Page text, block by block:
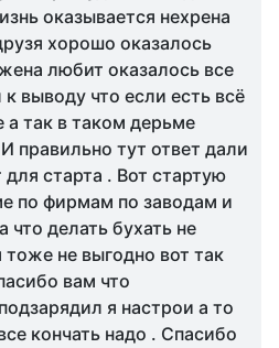
оказывается нехрена
хорошо оказалось
любит оказалось все
выводу что если есть всё
а так в таком дерьме
правильно тут ответ дали
старта . Вот стартую
по фирмам по заводам и
что делать бухать не
не выгодно вот так
вам что
я настрои а то
кончать надо . Спасибо